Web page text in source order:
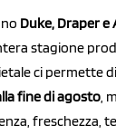
Duke, Draper e
stagione
ci permette
fine di agosto ,
freschezza,